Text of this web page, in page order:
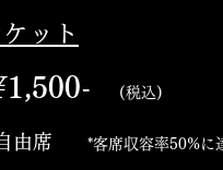
ット
(税込)
由席 *客席収容率50%に